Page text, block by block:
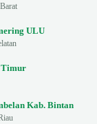
ULU
Timur
Kab. Bintan